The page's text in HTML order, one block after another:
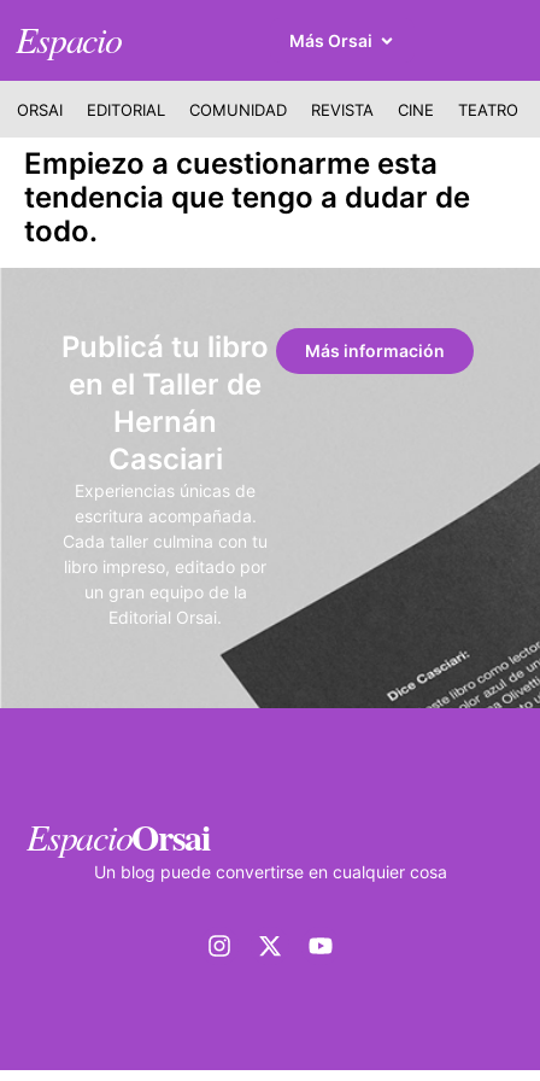
Espacio Más Orsai
ORSAI EDITORIAL COMUNIDAD REVISTA CINE TEATRO
Empiezo a cuestionarme esta
tendencia que tengo a dudar de
todo.
Publicá tu libro
en el Taller de
Hernán
Casciari
Experiencias únicas de
escritura acompañada.
Cada taller culmina con tu
libro impreso, editado por
un gran equipo de la
Editorial Orsai.
Más información
EspacioOrsai
Un blog puede convertirse en cualquier cosa